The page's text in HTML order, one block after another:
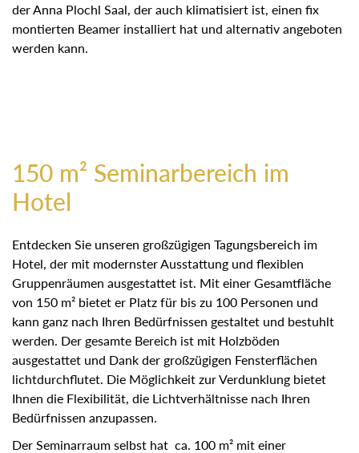
der Anna Plochl Saal, der auch klimatisiert ist, einen fix
montierten Beamer installiert hat und alternativ angeboten
werden kann.
150 m² Seminarbereich im
Hotel
Entdecken Sie unseren großzügigen Tagungsbereich im
Hotel, der mit modernster Ausstattung und flexiblen
Gruppenräumen ausgestattet ist. Mit einer Gesamtfläche
von 150 m² bietet er Platz für bis zu 100 Personen und
kann ganz nach Ihren Bedürfnissen gestaltet und bestuhlt
werden. Der gesamte Bereich ist mit Holzböden
ausgestattet und Dank der großzügigen Fensterflächen
lichtdurchflutet. Die Möglichkeit zur Verdunklung bietet
Ihnen die Flexibilität, die Lichtverhältnisse nach Ihren
Bedürfnissen anzupassen.
Der Seminarraum selbst hat ca. 100 m² mit einer